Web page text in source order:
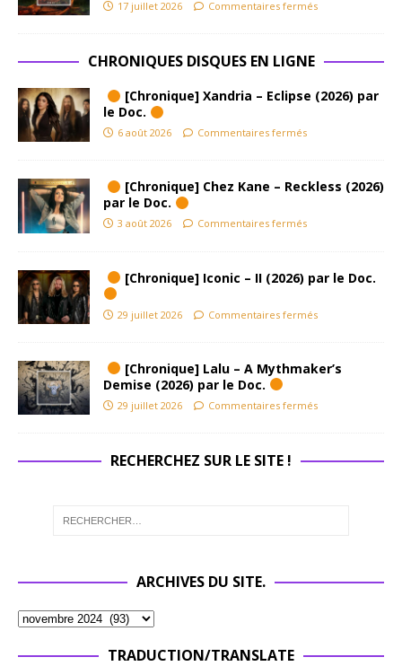
17 juillet 2026 Commentaires fermés
CHRONIQUES DISQUES EN LIGNE
[Chronique] Xandria – Eclipse (2026) par
le Doc.
6 août 2026 Commentaires fermés
[Chronique] Chez Kane – Reckless (2026)
par le Doc.
3 août 2026 Commentaires fermés
[Chronique] Iconic – II (2026) par le Doc.
29 juillet 2026 Commentaires fermés
[Chronique] Lalu – A Mythmaker’s
Demise (2026) par le Doc.
29 juillet 2026 Commentaires fermés
RECHERCHEZ SUR LE SITE !
ARCHIVES DU SITE.
TRADUCTION/TRANSLATE